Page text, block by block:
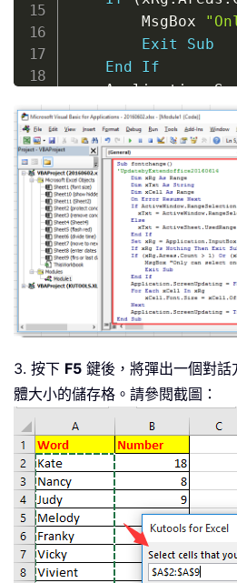
        MsgBox
Exit
Sub
End
If
    Application
.
For Each
        xCell
.Font
Next
    Application
End
Sub
3. 按下 F5 鍵後，將彈出一個對
體大小的儲存格。請參閱截圖：